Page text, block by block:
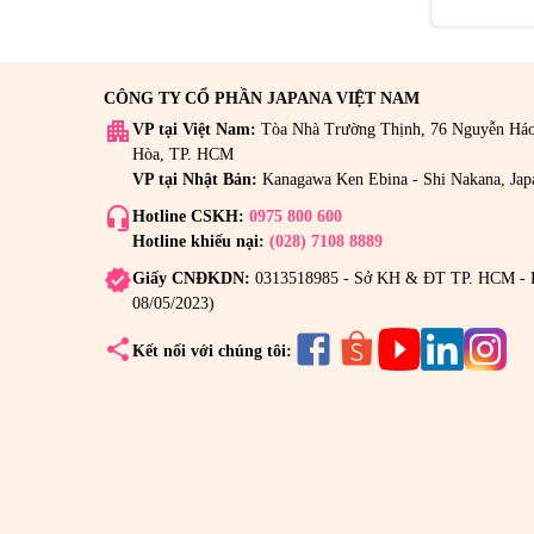
CÔNG TY CỔ PHẦN JAPANA VIỆT NAM
apartment VP tại Việt Nam: Tòa Nhà Trường Thịnh, 76 Nguyễn
Hòa, TP. HCM
VP tại Nhật Bản: Kanagawa Ken Ebina - Shi Nakana,
headset_mic Hotline CSKH: 0975 800 600
Hotline khiếu nại: (028) 7108 8889
verifiedGiấy CNĐKDN: 0313518985 - Sở KH & ĐT TP. HCM -
08/05/2023)
share Kết nối với chúng tôi: